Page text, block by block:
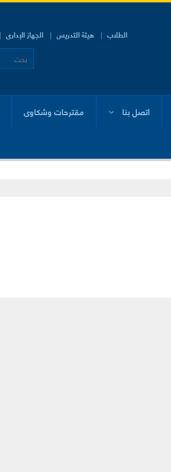
الطلاب هيئة التدريس الجهاز الإدارى
اتصل بنا مقترحات وشكاوى